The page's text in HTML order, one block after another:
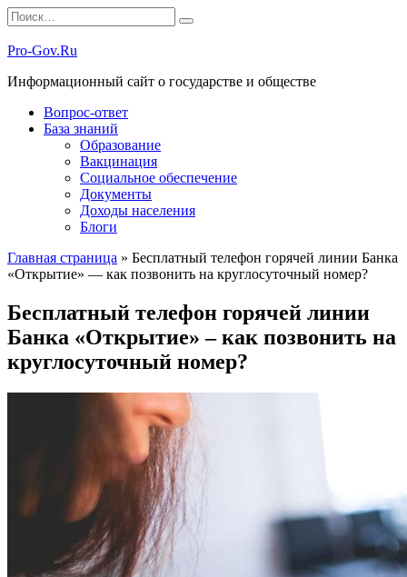
Перейти
к
содержанию
Search
for:
Pro-Gov.Ru
Информационный сайт о государстве и обществе
Вопрос-ответ
База знаний
Образование
Вакцинация
Социальное обеспечение
Документы
Доходы населения
Блоги
Главная страница » Бесплатный телефон горячей линии Банка
«Открытие» — как позвонить на круглосуточный номер?
Бесплатный телефон горячей линии
Банка «Открытие» – как позвонить на
круглосуточный номер?